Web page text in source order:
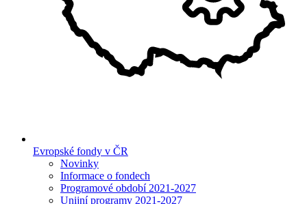
Evropské fondy v ČR
Novinky
Informace o fondech
Programové období 2021-2027
Unijní programy 2021-2027